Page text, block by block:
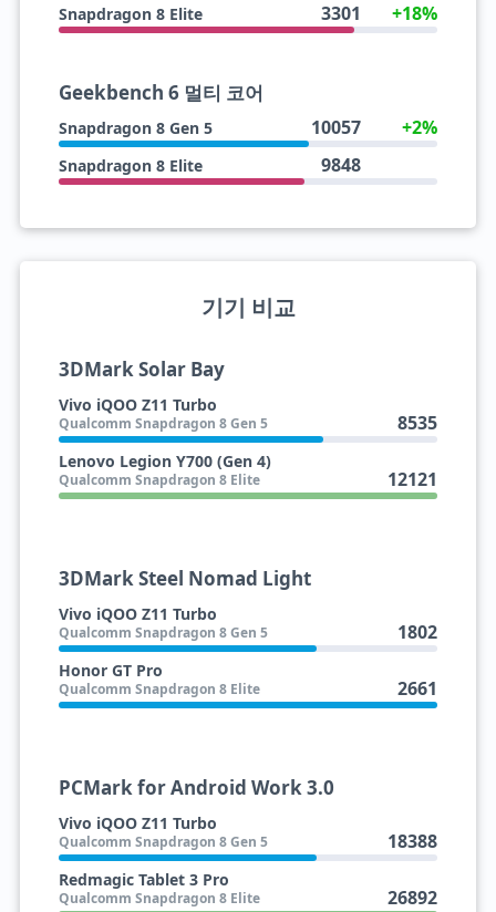
Snapdragon 8 Elite 3301 +18%
Geekbench 6 멀티 코어
Snapdragon 8 Gen 5 10057 +2%
Snapdragon 8 Elite 9848
기기 비교
3DMark Solar Bay
Vivo iQOO Z11 Turbo
Qualcomm Snapdragon 8 Gen 5 8535
Lenovo Legion Y700 (Gen 4)
Qualcomm Snapdragon 8 Elite 12121
3DMark Steel Nomad Light
Vivo iQOO Z11 Turbo
Qualcomm Snapdragon 8 Gen 5 1802
Honor GT Pro
Qualcomm Snapdragon 8 Elite 2661
PCMark for Android Work 3.0
Vivo iQOO Z11 Turbo
Qualcomm Snapdragon 8 Gen 5 18388
Redmagic Tablet 3 Pro
Qualcomm Snapdragon 8 Elite 26892